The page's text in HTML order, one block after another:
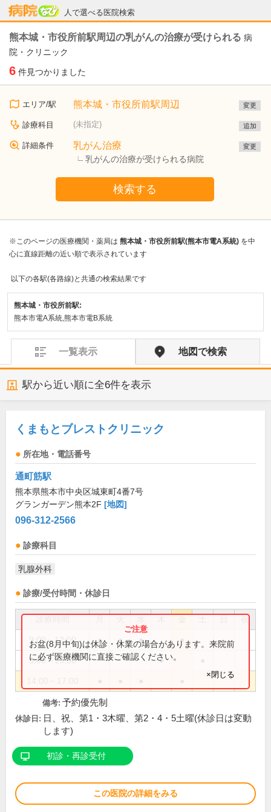
人で選べる医院検索
病院なび
熊本城・市役所前駅周辺の乳がんの治療が受けられる 病
院・クリニック
6 件見つかりました
エリア/駅 熊本城・市役所前駅周辺 変更
診療科目 (未指定) 追加
詳細条件 乳がん治療
乳がんの治療が受けられる病院
変更
検索する
※このページの医療機関・薬局は 熊本城・市役所前駅(熊本市電A系統) を中
心に直線距離の近い順で表示されています
以下の各駅(各路線)と共通の検索結果です
熊本城・市役所前駅:
熊本市電A系統,熊本市電B系統
一覧表示 地図で検索
駅から近い順に全6件を表示
くまもとブレストクリニック
所在地・電話番号
通町筋駅
熊本県熊本市中央区城東町4番7号
グランガーデン熊本2F [地図]
096-312-2566
診療科目
乳腺外科
診療/受付時間・休診日
祝
9:00～12:00 ● ● ● ●
9:00～13:30 ●
お盆(8月中旬)は休診・休業の場合があります。来院前
に必ず医療機関に直接ご確認ください。
×閉じる
備考: 予約優先制
休診日: 日、祝、第1・3木曜、第2・4・5土曜(休診日は変動
します)
初診・再診受付
この医院の詳細をみる